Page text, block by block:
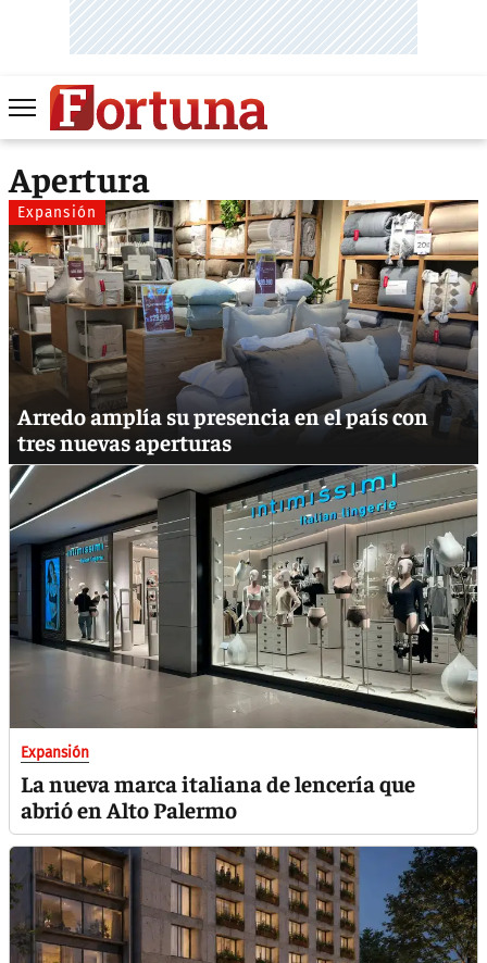
Apertura
Expansión
Arredo amplía su presencia en el país con
tres nuevas aperturas
Expansión
La nueva marca italiana de lencería que
abrió en Alto Palermo